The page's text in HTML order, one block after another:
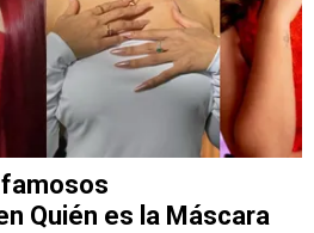
Quién es la Máscara